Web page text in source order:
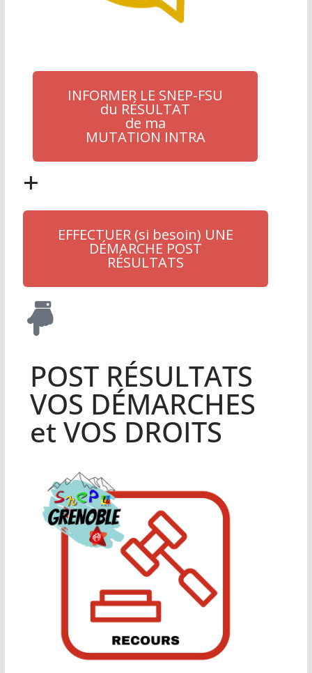
INFORMER LE SNEP-FSU
du RÉSULTAT
de ma
MUTATION INTRA
+
EFFECTUER (si besoin) UNE
DÉMARCHE POST
RÉSULTATS​
POST RÉSULTATS
VOS DÉMARCHES
et VOS DROITS